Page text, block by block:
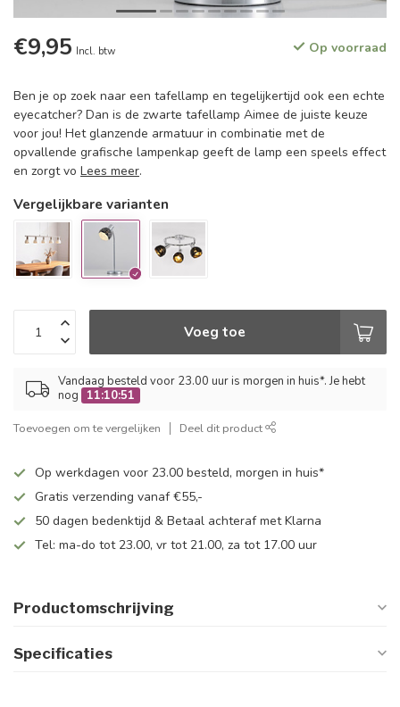
€9,95 Incl. btw Op voorraad
Ben je op zoek naar een tafellamp en tegelijkertijd ook een echte
eyecatcher? Dan is de zwarte tafellamp Aimee de juiste keuze
voor jou! Het glanzende armatuur in combinatie met de
opvallende grafische lampenkap geeft de lamp een speels effect
en zorgt vo Lees meer.
Vergelijkbare varianten
Voeg toe
Vandaag besteld voor 23.00 uur is morgen in huis*. Je hebt
nog
11:10:51
Toevoegen om te vergelijken Deel dit product
Op werkdagen voor 23.00 besteld, morgen in huis*
Gratis verzending vanaf €55,-
50 dagen bedenktijd & Betaal achteraf met Klarna
Tel: ma-do tot 23.00, vr tot 21.00, za tot 17.00 uur
Productomschrijving
Specificaties